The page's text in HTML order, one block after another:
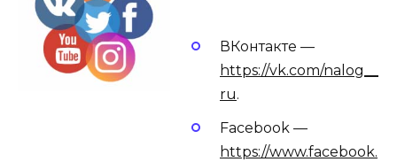
ВКонтакте —
https://vk.com/nalog__
ru.
Facebook —
https://www.facebook.